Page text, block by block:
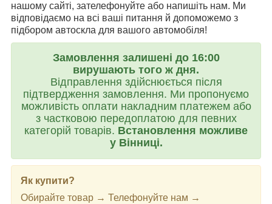
нашому сайті, зателефонуйте або напишіть нам. Ми
відповідаємо на всі ваші питання й допоможемо з
підбором автоскла для вашого автомобіля!
Замовлення залишені до 16:00
вирушають того ж дня.
Відправлення здійснюється після
підтвердження замовлення. Ми пропонуємо
можливість оплати накладним платежем або
з частковою передоплатою для певних
категорій товарів. Встановлення можливе
у Вінниці.
Як купити?
Обирайте товар → Телефонуйте нам →